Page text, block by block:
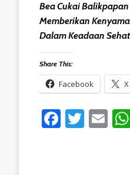
Bea Cukai
Memberikan
Dalam Keadaan
Share This:
Facebook X